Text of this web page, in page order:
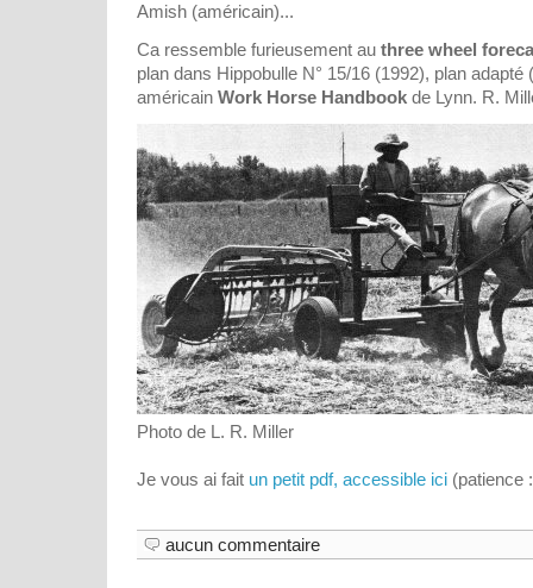
Amish (américain)...
Ca ressemble furieusement au three wheel
plan dans Hippobulle N° 15/16 (1992), plan adapté
américain Work Horse Handbook de Lynn. R.
Photo de L. R. Miller
Je vous ai fait un petit pdf, accessible ici (patience
aucun commentaire